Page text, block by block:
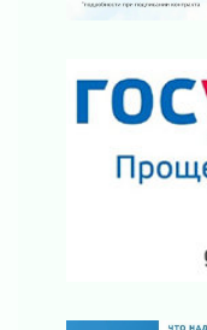
Ленобласть
«Активное
02 августа 2026
Ленобласть
регионом и